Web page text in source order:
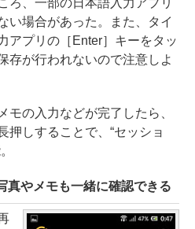
い場合があった。また、タイ
アプリの［Enter］キーをタッ
存が行われないので注意しよ
の入力などが完了したら、
押しすることで、“セッショ
真やメモも一緒に確認できる